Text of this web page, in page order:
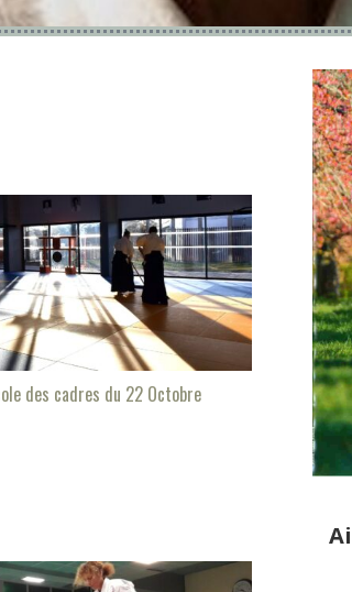
des cadres du 22 Octobre